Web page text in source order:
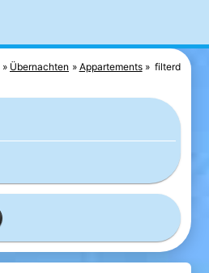
Übernachten Appartements filterd